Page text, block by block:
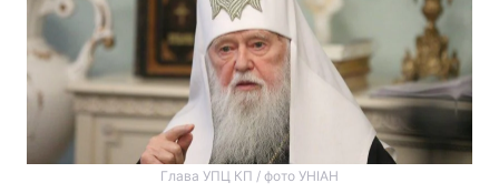
Глава УПЦ КП / фото УНІАН